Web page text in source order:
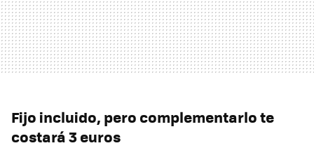
Fijo incluido, pero complementarlo te
costará 3 euros